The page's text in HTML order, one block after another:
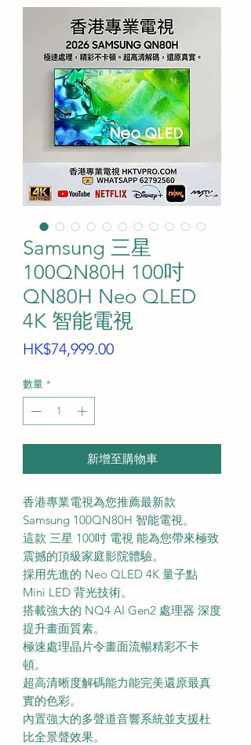
Samsung 三星
100QN80H 100吋
QN80H Neo QLED
4K 智能電視
HK$74,999.00價
數量 *
新增至購物車
香港專業電視為您推薦最新款
Samsung 100QN80H 智能電視。
這款 三星 100吋 電視 能為您帶來極致
震撼的頂級家庭影院體驗。
採用先進的 Neo QLED 4K 量子點
Mini LED 背光技術。
搭載強大的 NQ4 AI Gen2 處理器 深度
提升畫面質素。
極速處理晶片令畫面流暢精彩不卡
頓。
超高清晰度解碼能力能完美還原最真
實的色彩。
內置強大的多聲道音響系統並支援杜
比全景聲效果。